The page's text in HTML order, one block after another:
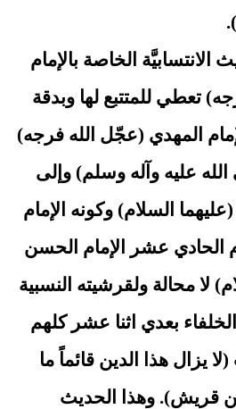
الانتسابيَّة الخاصة بالإمام
تعطي للمتتبع لها وبدقة
المهدي (عجّل الله فرجه)
عليه وآله وسلم) وإلى
السلام) وكونه الإمام
الحادي عشر الإمام الحسن
لا محالة ولقرشيته النسبية
بعدي اثنا عشر كلهم
يزال هذا الدين قائماً ما
قريش). وهذا الحديث